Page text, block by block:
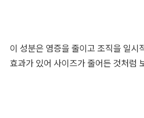
이 성분은 염증을 줄이고 조직을 일시
효과가 있어 사이즈가 줄어든 것처럼